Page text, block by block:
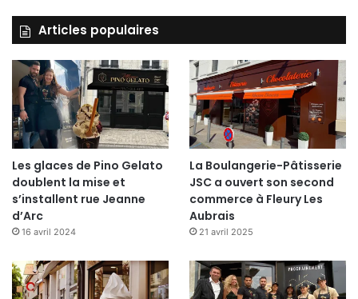
Articles populaires
Les glaces de Pino Gelato
doublent la mise et
s’installent rue Jeanne
d’Arc
16 avril 2024
La Boulangerie-Pâtisserie
JSC a ouvert son second
commerce à Fleury Les
Aubrais
21 avril 2025